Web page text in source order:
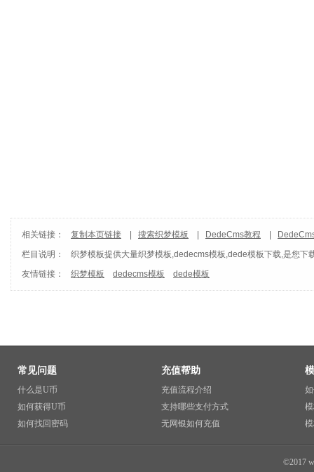
相关链接： 复制本页链接 搜索织梦模板 DedeCms教程
栏目说明：
织梦模板提供大量织梦模板,dedecms模板,dede模板下载,是您
友情链接：
织梦模板 dedecms模板 dede模板
常见问题
什么是U币
如何获得U币
如何找回密码
充值帮助
充值流程介绍
支持哪些支付方式
无网银如何充值
©2017